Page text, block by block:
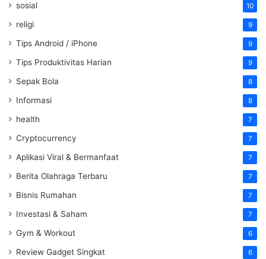
sosial 10
religi 9
Tips Android / iPhone 9
Tips Produktivitas Harian 9
Sepak Bola 8
Informasi 8
health 7
Cryptocurrency 7
Aplikasi Viral & Bermanfaat 7
Berita Olahraga Terbaru 7
Bisnis Rumahan 7
Investasi & Saham 7
Gym & Workout 6
Review Gadget Singkat 6